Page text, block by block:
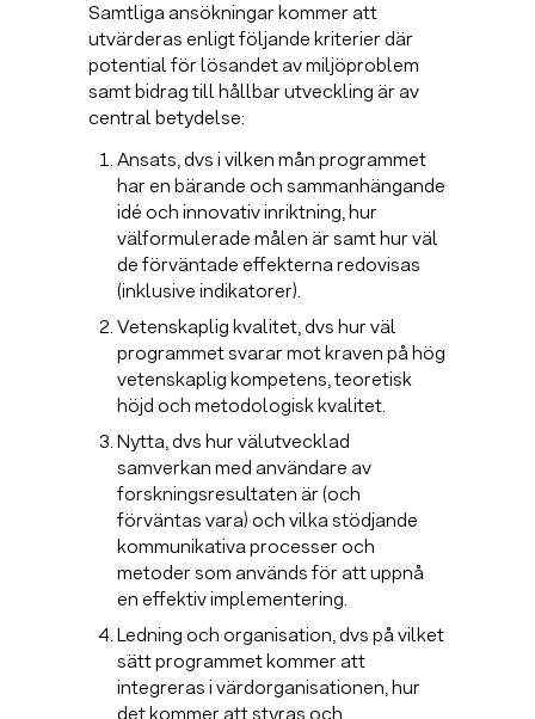
Samtliga ansökningar kommer att
utvärderas enligt följande kriterier där
potential för lösandet av miljöproblem
samt bidrag till hållbar utveckling är av
central betydelse:
Ansats, dvs i vilken mån programmet
har en bärande och sammanhängande
idé och innovativ inriktning, hur
välformulerade målen är samt hur väl
de förväntade effekterna redovisas
(inklusive indikatorer).
Vetenskaplig kvalitet, dvs hur väl
programmet svarar mot kraven på hög
vetenskaplig kompetens, teoretisk
höjd och metodologisk kvalitet.
Nytta, dvs hur välutvecklad
samverkan med användare av
forskningsresultaten är (och
förväntas vara) och vilka stödjande
kommunikativa processer och
metoder som används för att uppnå
en effektiv implementering.
Ledning och organisation, dvs på vilket
sätt programmet kommer att
integreras i värdorganisationen, hur